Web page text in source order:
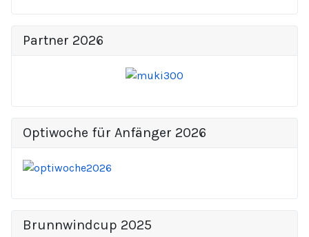
Partner 2026
Optiwoche für Anfänger 2026
Brunnwindcup 2025